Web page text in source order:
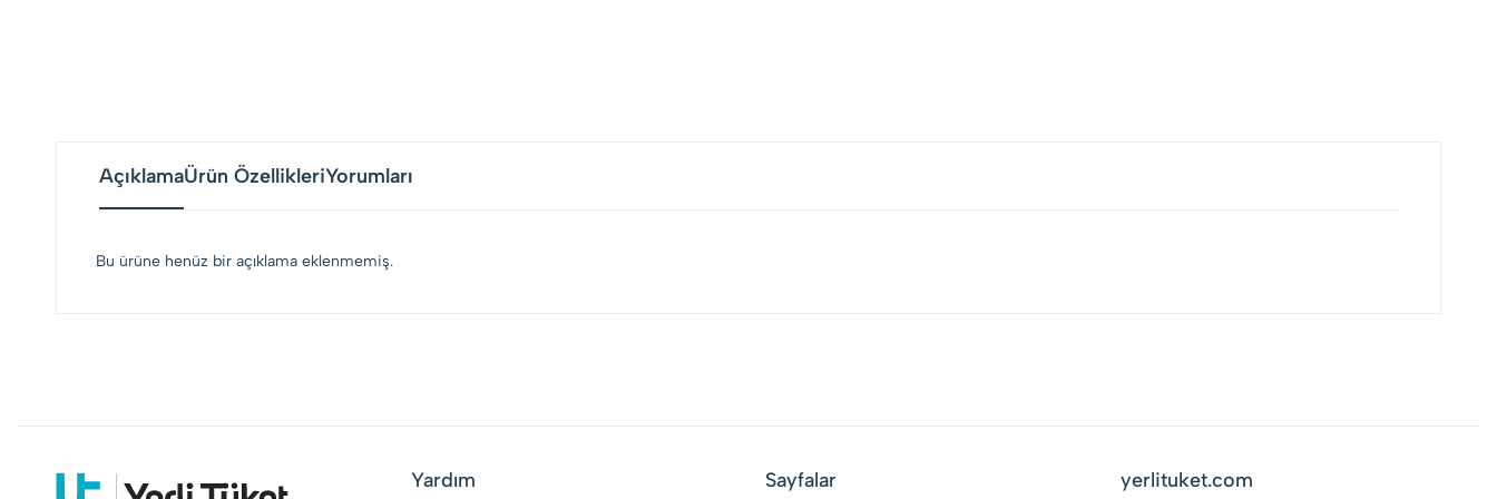
AçıklamaÜrün ÖzellikleriYorumları
Bu ürüne henüz bir açıklama eklenmemiş.
Yardım Sayfalar yerlituket.com